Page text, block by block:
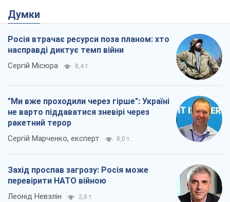
Думки
Росія втрачає ресурси поза планом: хто
насправді диктує темп війни
Сергій Місюра 8,4 т.
"Ми вже проходили через гірше": Україні
не варто піддаватися зневірі через
ракетний терор
Сергій Марченко, експерт 8,0 т.
Захід проспав загрозу: Росія може
перевірити НАТО війною
Леонід Невзлін 2,8 т.